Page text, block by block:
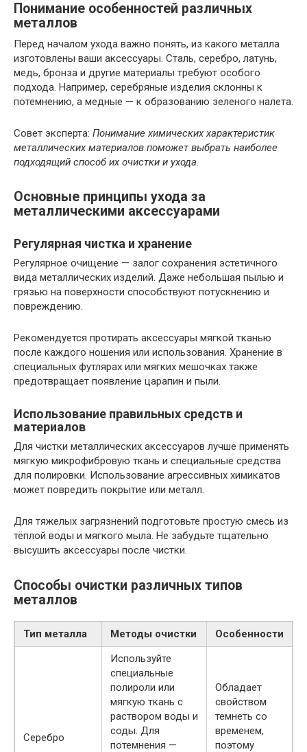
Понимание особенностей различных
металлов
Перед началом ухода важно понять, из какого металла
изготовлены ваши аксессуары. Сталь, серебро, латунь,
медь, бронза и другие материалы требуют особого
подхода. Например, серебряные изделия склонны к
потемнению, а медные — к образованию зеленого налета.
Совет эксперта: Понимание химических характеристик
металлических материалов поможет выбрать наиболее
подходящий способ их очистки и ухода.
Основные принципы ухода за
металлическими аксессуарами
Регулярная чистка и хранение
Регулярное очищение — залог сохранения эстетичного
вида металлических изделий. Даже небольшая пылью и
грязью на поверхности способствуют потускнению и
повреждению.
Рекомендуется протирать аксессуары мягкой тканью
после каждого ношения или использования. Хранение в
специальных футлярах или мягких мешочках также
предотвращает появление царапин и пыли.
Использование правильных средств и
материалов
Для чистки металлических аксессуаров лучше применять
мягкую микрофибровую ткань и специальные средства
для полировки. Использование агрессивных химикатов
может повредить покрытие или металл.
Для тяжелых загрязнений подготовьте простую смесь из
тёплой воды и мягкого мыла. Не забудьте тщательно
высушить аксессуары после чистки.
Способы очистки различных типов
металлов
Тип металла Методы очистки Особенности
Серебро
Используйте
специальные
полироли или
мягкую ткань с
раствором воды и
соды. Для
потемнения —
Обладает
свойством
темнеть со
временем,
поэтому